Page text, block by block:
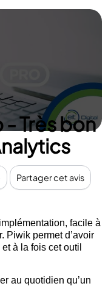
Partager cet avis
- Très bon
facile à
Piwik permet d’avoir
à la fois cet outil
au quotidien qu’un